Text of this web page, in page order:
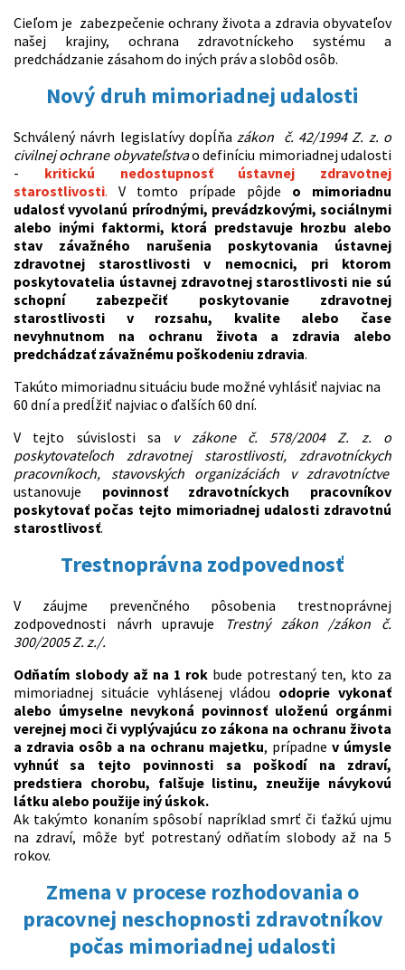
Cieľom je zabezpečenie ochrany života a zdravia obyvateľov
našej krajiny, ochrana zdravotníckeho systému a
predchádzanie zásahom do iných práv a slobôd osôb.
Nový druh mimoriadnej udalosti
Schválený návrh legislatívy dopĺňa zákon č. 42/1994 Z. z. o
civilnej ochrane obyvateľstvao definíciu mimoriadnej udalosti
- kritickú nedostupnosť ústavnej zdravotnej
starostlivosti. V tomto prípade pôjde o mimoriadnu
udalosť vyvolanú prírodnými, prevádzkovými, sociálnymi
alebo inými faktormi, ktorá predstavuje hrozbu alebo
stav závažného narušenia poskytovania ústavnej
zdravotnej starostlivosti v nemocnici, pri ktorom
poskytovatelia ústavnej zdravotnej starostlivosti nie sú
schopní zabezpečiť poskytovanie zdravotnej
starostlivosti v rozsahu, kvalite alebo čase
nevyhnutnom na ochranu života a zdravia alebo
predchádzať závažnému poškodeniu zdravia.
Takúto mimoriadnu situáciu bude možné vyhlásiť najviac na
60 dní a predĺžiť najviac o ďalších 60 dní.
V tejto súvislosti sa v zákone č. 578/2004 Z. z. o
poskytovateľoch zdravotnej starostlivosti, zdravotníckych
pracovníkoch, stavovských organizáciách v zdravotníctve
ustanovuje povinnosť zdravotníckych pracovníkov
poskytovať počas tejto mimoriadnej udalosti zdravotnú
starostlivosť.
Trestnoprávna zodpovednosť
V záujme prevenčného pôsobenia trestnoprávnej
zodpovednosti návrh upravuje
Trestný zákon /zákon č.
300/2005 Z. z./.
Odňatím slobody až na 1 rok bude potrestaný ten, kto za
mimoriadnej situácie vyhlásenej vládou odoprie vykonať
alebo úmyselne nevykoná povinnosť uloženú orgánmi
verejnej moci či vyplývajúcu zo zákona na ochranu života
a zdravia osôb a na ochranu majetku, prípadne v úmysle
vyhnúť sa tejto povinnosti sa poškodí na zdraví,
predstiera chorobu, falšuje listinu, zneužije návykovú
látku alebo použije iný úskok.
Ak takýmto konaním spôsobí napríklad smrť či ťažkú ujmu
na zdraví, môže byť potrestaný odňatím slobody až na 5
rokov.
Zmena v procese rozhodovania o
pracovnej neschopnosti zdravotníkov
počas mimoriadnej udalosti